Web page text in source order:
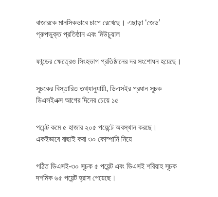
বাজারকে মানসিকভাবে চাপে রেখেছে। এছাড়া ‘জেড’
গ্রুপভুক্ত প্রতিষ্ঠান এবং মিউচুয়াল
ফান্ডের ক্ষেত্রেও সিংহভাগ প্রতিষ্ঠানের দর সংশোধন হয়েছে।
সূচকের বিস্তারিত তথ্যানুযায়ী, ডিএসইর প্রধান সূচক
ডিএসইএক্স আগের দিনের চেয়ে ১৫
পয়েন্ট কমে ৫ হাজার ২০৫ পয়েন্টে অবস্থান করছে।
একইভাবে বাছাই করা ৩০ কোম্পানি নিয়ে
গঠিত ডিএসই-৩০ সূচক ৫ পয়েন্ট এবং ডিএসই শরিয়াহ সূচক
দশমিক ৬৫ পয়েন্ট হ্রাস পেয়েছে।